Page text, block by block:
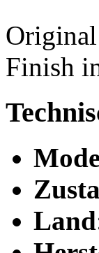
Finish
Land